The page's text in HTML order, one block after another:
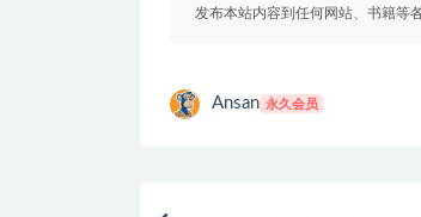
发布本站内容到任何网站、书籍等
Ansan 永久会员